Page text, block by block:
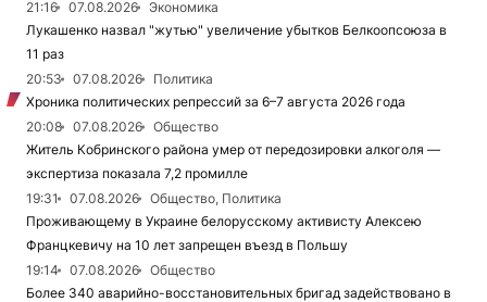
21:16
07.08.2026
Экономика
Лукашенко назвал "жутью" увеличение убытков Белкоопсоюза в
11 раз
20:53
07.08.2026
Политика
Хроника политических репрессий за 6–7 августа 2026 года
20:08
07.08.2026
Общество
Житель Кобринского района умер от передозировки алкоголя —
экспертиза показала 7,2 промилле
19:31
07.08.2026
Общество, Политика
Проживающему в Украине белорусскому активисту Алексею
Францкевичу на 10 лет запрещен въезд в Польшу
19:14
07.08.2026
Общество
Более 340 аварийно-восстановительных бригад задействовано в